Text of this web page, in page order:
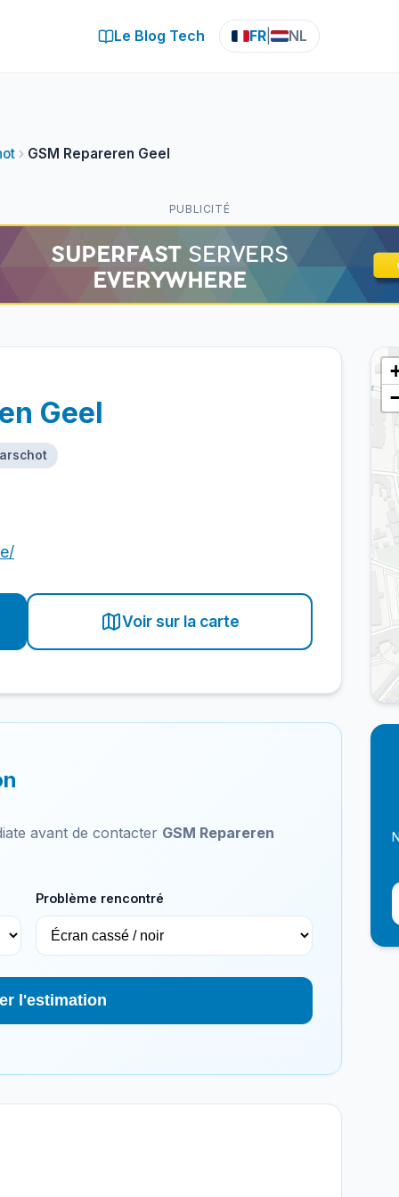
Le Blog Tech FR NL
GSM Repareren Geel
PUBLICITÉ
Geel
Voir sur la carte
avant de contacter GSM Repareren
Problème rencontré
l'estimation